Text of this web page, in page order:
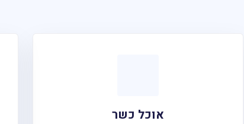
אוכל כשר